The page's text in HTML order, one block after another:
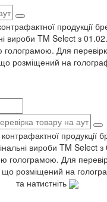
продукції
вироби TM Select з
Для
розміщений на
продукції
вироби TM Select
голограмою. Для
що розміщений на
та натистніть